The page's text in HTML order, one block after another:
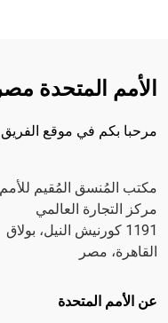
الأمم المتحدة
مرحبا بكم في موقع
مكتب المُنسق المُقيم
مركز التجارة العالمي
1191 كورنيش النيل، بولاق
القاهرة، مصر
Footer menu
عن الأمم المتحدة